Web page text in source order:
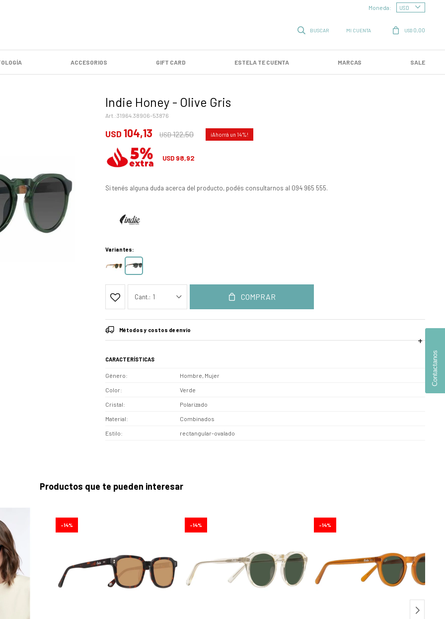
ACCESORIOS GIFT CARD ESTELA TE CUENTA MARCAS SALE
USD 0,00
Moneda:
Indie Honey - Olive Gris
31964.38906-53876
USD 104,13 USD122,50 14
USD 98,92
Si tenés alguna duda acerca del producto, podés consultarnos al 094 965 555.
Variantes:
1 COMPRAR
Métodos y costos de envío
CARACTERÍSTICAS
Género Hombre, Mujer
Color Verde
Cristal Polarizado
Material Combinados
Estilo rectangular-ovalado
Productos que te pueden interesar
14 14 14
Contactanos